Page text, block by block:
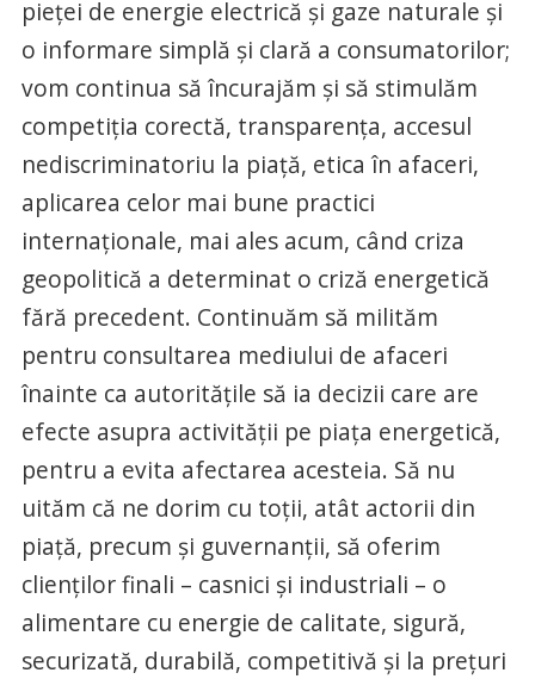
pieței de energie electrică și gaze naturale și
o informare simplă și clară a consumatorilor;
vom continua să încurajăm și să stimulăm
competiția corectă, transparența, accesul
nediscriminatoriu la piață, etica în afaceri,
aplicarea celor mai bune practici
internaționale, mai ales acum, când criza
geopolitică a determinat o criză energetică
fără precedent. Continuăm să milităm
pentru consultarea mediului de afaceri
înainte ca autoritățile să ia decizii care are
efecte asupra activității pe piața energetică,
pentru a evita afectarea acesteia. Să nu
uităm că ne dorim cu toții, atât actorii din
piață, precum și guvernanții, să oferim
clienților finali – casnici și industriali – o
alimentare cu energie de calitate, sigură,
securizată, durabilă, competitivă și la prețuri